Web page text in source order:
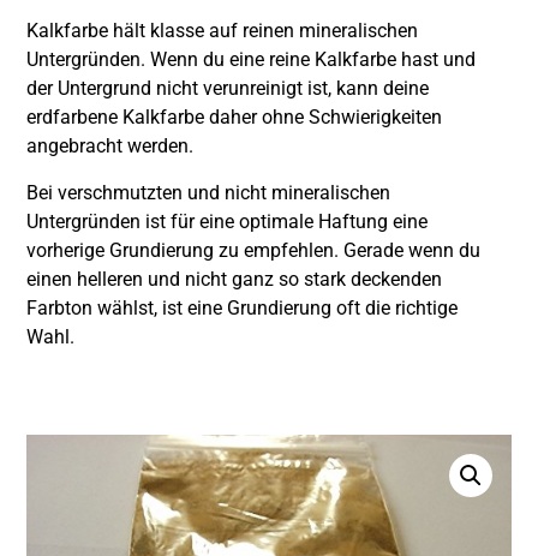
Kalkfarbe hält klasse auf reinen mineralischen
Untergründen. Wenn du eine reine Kalkfarbe hast und
der Untergrund nicht verunreinigt ist, kann deine
erdfarbene Kalkfarbe daher ohne Schwierigkeiten
angebracht werden.
Bei verschmutzten und nicht mineralischen
Untergründen ist für eine optimale Haftung eine
vorherige Grundierung zu empfehlen. Gerade wenn du
einen helleren und nicht ganz so stark deckenden
Farbton wählst, ist eine Grundierung oft die richtige
Wahl.